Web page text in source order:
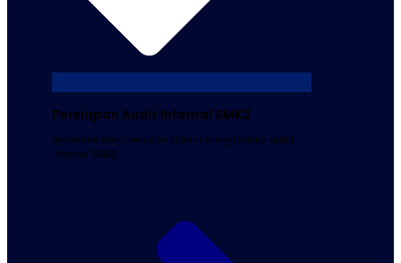
Persiapan Audit Internal SMK2
Persiapan dokumen dan sistem menghadapi audit
internal SMK2.